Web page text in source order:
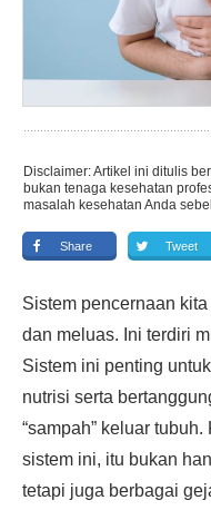
Disclaimer: Artikel ini ditulis
bukan tenaga kesehatan
masalah kesehatan Anda
Share Tweet
Sistem pencernaan
dan meluas. Ini terdiri
Sistem ini penting
nutrisi serta
“sampah” keluar
sistem ini, itu bukan
tetapi juga berbagai